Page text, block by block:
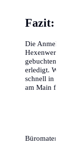
Fazit:
Die
Hexenwerk.
gebuchten
erledigt. Wir
schnell in
am Main freut
Büromaterial